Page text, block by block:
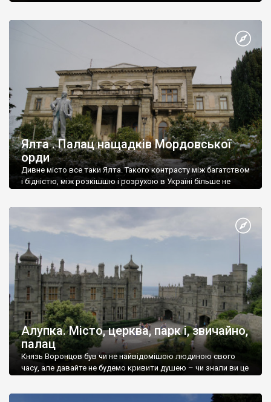
Ялта . Палац нащадків Мордовської
орди
Дивне місто все таки Ялта. Такого контрасту між багатством
і бідністю, між розкішшю і розрухою в Україні більше не
Алупка. Місто, церква, парк і, звичайно,
палац
Князь Воронцов був чи не найвідомішою людиною свого
часу, але давайте не будемо кривити душею – чи знали ви це